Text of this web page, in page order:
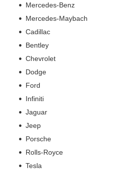
Mercedes-Benz
Mercedes-Maybach
Cadillac
Bentley
Chevrolet
Dodge
Ford
Infiniti
Jaguar
Jeep
Porsche
Rolls-Royce
Tesla